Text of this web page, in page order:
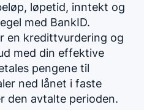
løpetid, inntekt og
med BankID.
en kredittvurdering og
med din effektive
pengene til
ned lånet i faste
den avtalte perioden.